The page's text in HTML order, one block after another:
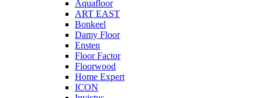
Aquafloor
ART EAST
Bonkeel
Damy Floor
Ensten
Floor Factor
Floorwood
Home Expert
ICON